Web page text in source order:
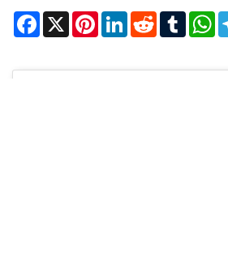
Facebook
X PinterestLinkedIn
Reddit